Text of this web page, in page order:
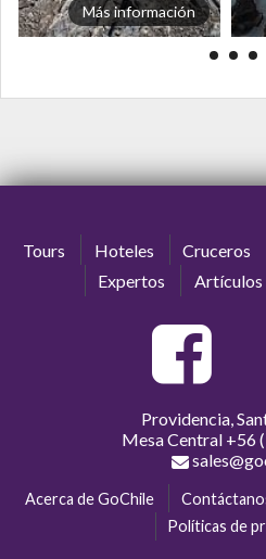
Más información
Tours Hoteles Cruceros
Expertos
Artículos
Providencia,
Mesa Central +56
Acerca de GoChile
Políticas de